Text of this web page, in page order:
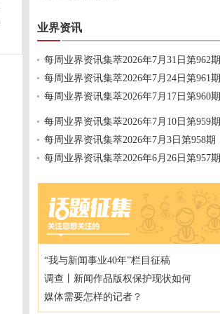
业界资讯
每周业界资讯集萃2026年7月31日第962期
每周业界资讯集萃2026年7月24日第961期
每周业界资讯集萃2026年7月17日第960期
每周业界资讯集萃2026年7月10日第959期
每周业界资讯集萃2026年7月3日第958期
每周业界资讯集萃2026年6月26日第957期
“我与新闻事业40年”栏目征稿
调查丨新闻作品版权保护现状如何
媒体需要怎样的记者？